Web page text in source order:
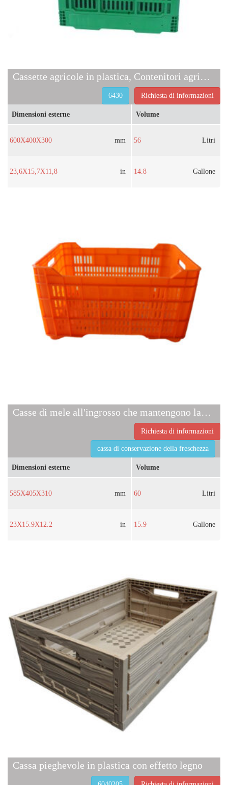
Cassette agricole in plastica, Contenitori agricoli ventilati
Richiesta di informazioni
6430
Dimensioni esterne
600X400X300 mm
23,6X15,7X11,8 in
Volume
56 Litri
14.8 Gallone
Casse di mele all'ingrosso che mantengono la freschezza della cassa
Richiesta di informazioni
cassa di conservazione della freschezza
Dimensioni esterne
585X405X310 mm
23X15.9X12.2 in
Volume
60 Litri
15.9 Gallone
Cassa pieghevole in plastica con effetto legno